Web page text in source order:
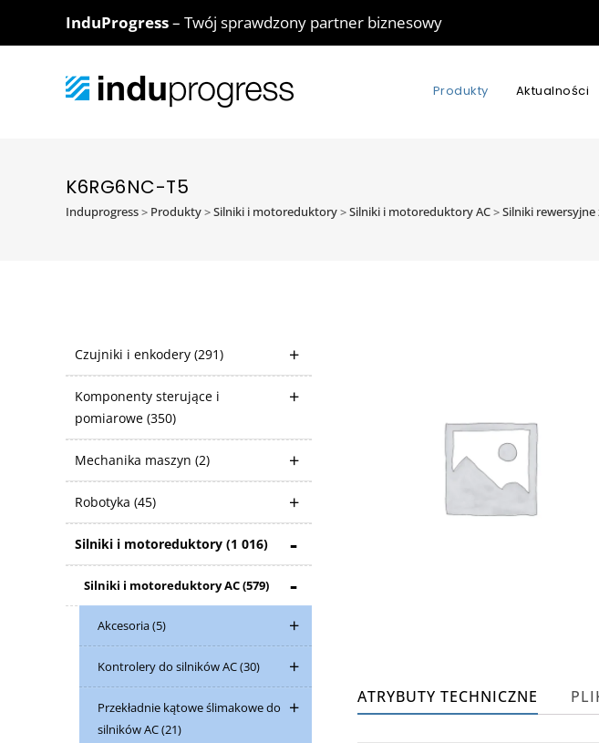
InduProgress– Twój sprawdzony partner biznesowy
Produkty Aktualności
K6RG6NC-T5
Induprogress> Produkty>Silniki i motoreduktory>Silniki i motoreduktory AC>Silniki
Czujniki i enkodery (291)
Komponenty sterujące i
pomiarowe (350)
Mechanika maszyn (2)
Robotyka (45)
Silniki i motoreduktory (1 016)
Silniki i motoreduktory AC(579)
Akcesoria(5)
Kontrolery do silników AC(30)
Przekładnie kątowe ślimakowe do
silników AC(21)
ATRYBUTY TECHNICZNE